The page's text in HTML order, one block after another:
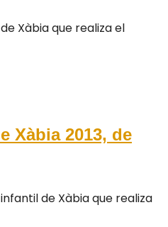
Xàbia que realiza el
Xàbia 2013, de
de Xàbia que realiza